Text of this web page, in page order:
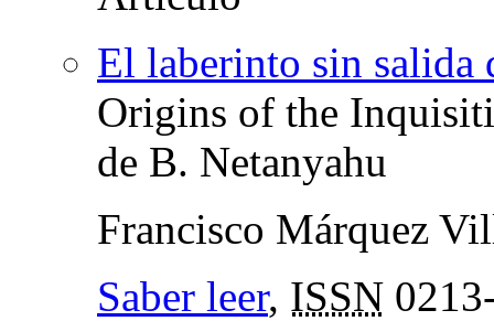
El laberinto sin salida
Origins of the
de B. Netanyahu
Francisco Márquez
Saber leer, ISSN